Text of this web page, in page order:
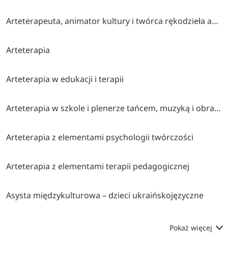
Arteterapeuta, animator kultury i twórca rękodzieła artystycznego
Arteterapia
Arteterapia w edukacji i terapii
Arteterapia w szkole i plenerze tańcem, muzyką i obrazem malowana (współorganizatorzy stowarzyszenie twórcze brzózki, cen bydgoszcz, klub myśli twórczej akp bydgoszcz)
Arteterapia z elementami psychologii twórczości
Arteterapia z elementami terapii pedagogicznej
Asysta międzykulturowa – dzieci ukraińskojęzyczne
Pokaż więcej